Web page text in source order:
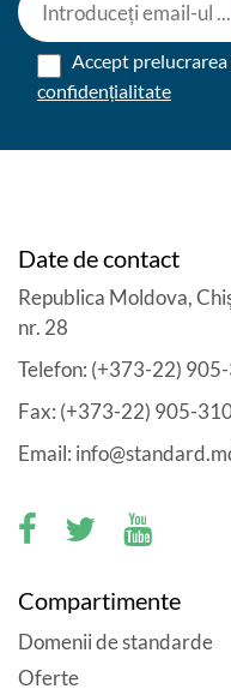
Accept
confidențialitate
Date de contact
Republica Moldova,
nr. 28
Telefon: (+373-22)
Fax: (+373-22) 905-
Email:
Compartimente
Domenii de standarde
Oferte